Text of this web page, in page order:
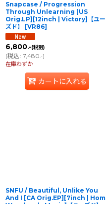
Snapcase / Progression
Through Unlearning [US
Orig.LP][12inch | Victory]【ユー
ズド】
[VR86]
6,800.-(税別)
(税込: 7,480.-)
在庫わずか
カートに入れる
SNFU / Beautiful, Unlike You
And I [CA Orig.EP][7inch | Hom